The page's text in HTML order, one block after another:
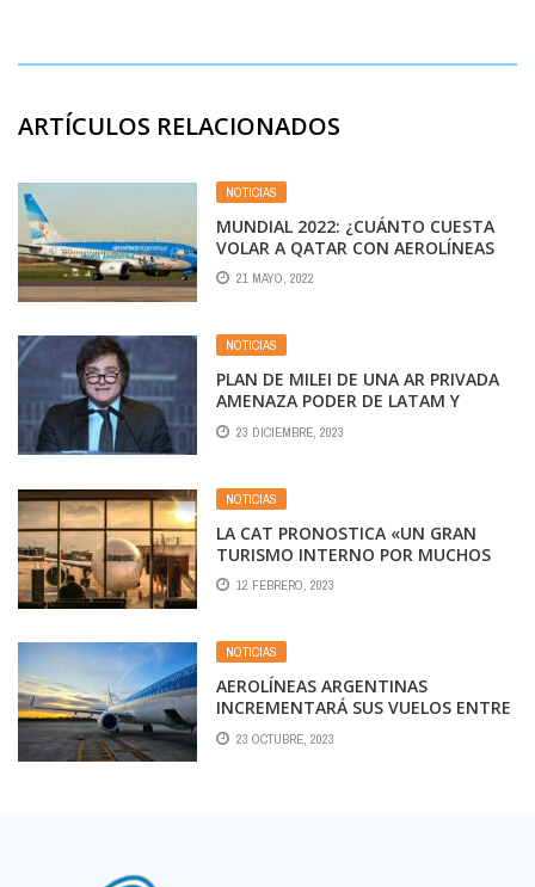
ARTÍCULOS RELACIONADOS
NOTICIAS
MUNDIAL 2022: ¿CUÁNTO CUESTA
VOLAR A QATAR CON AEROLÍNEAS
ARGENTINAS?
21 MAYO, 2022
NOTICIAS
PLAN DE MILEI DE UNA AR PRIVADA
AMENAZA PODER DE LATAM Y
AVIANCA
23 DICIEMBRE, 2023
NOTICIAS
LA CAT PRONOSTICA «UN GRAN
TURISMO INTERNO POR MUCHOS
AÑOS»
12 FEBRERO, 2023
NOTICIAS
AEROLÍNEAS ARGENTINAS
INCREMENTARÁ SUS VUELOS ENTRE
MENDOZA Y SANTIAGO DE CHILE
23 OCTUBRE, 2023